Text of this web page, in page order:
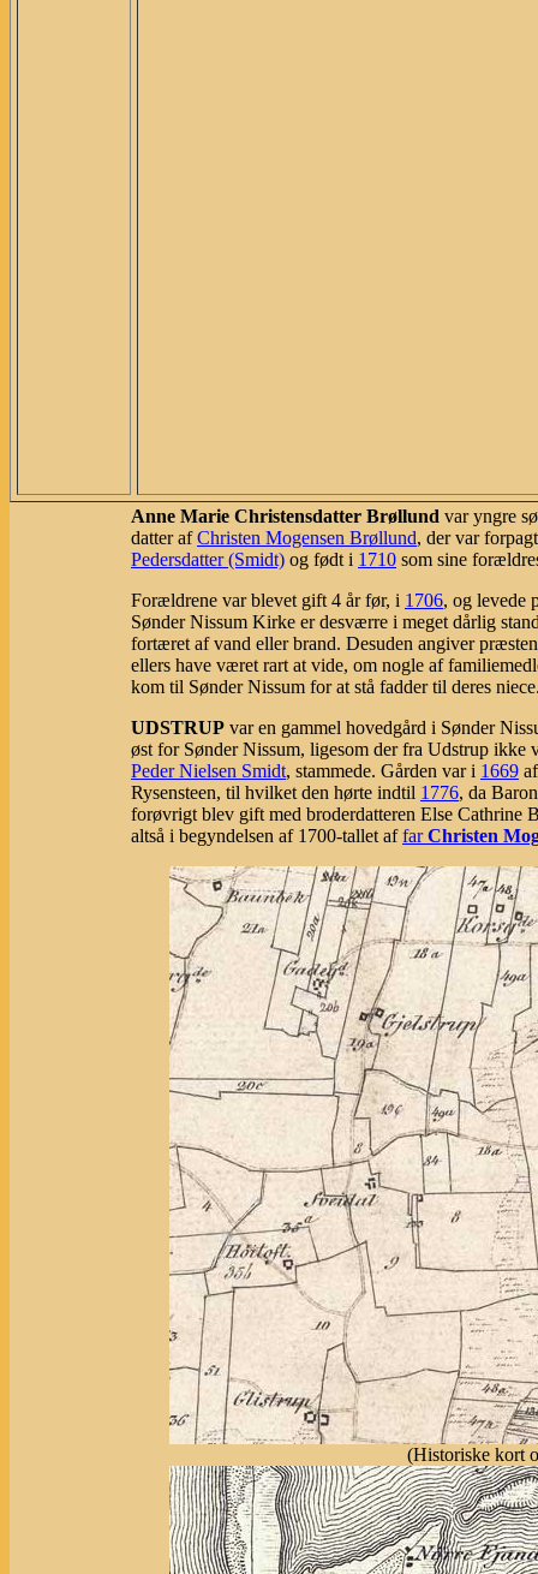
Anne Marie Christensdatter Brøllund var yngre
datter afChristen Mogensen Brøllund, der var
Pedersdatter (Smidt) og født i 1710 som sine
Forældrene var blevet gift 4 år før, i 1706, og levede
Sønder Nissum Kirke er desværre i meget dårlig
fortæret af vand eller brand. Desuden angiver
ellers have været rart at vide, om nogle af
kom til Sønder Nissum for at stå fadder til deres
UDSTRUP var en gammel hovedgård i Sønder
øst for Sønder Nissum, ligesom der fra Udstrup
Peder Nielsen Smidt, stammede. Gården var i 1669
Rysensteen, til hvilket den hørte indtil 1776, da
forøvrigt blev gift med broderdatteren Else Cathrine
altså i begyndelsen af 1700-tallet affarChristen
(Historiske kort